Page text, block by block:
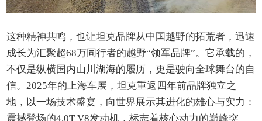
这种精神共鸣，也让坦克品牌从中国越野的拓荒者，迅速
成长为汇聚超68万同行者的越野“领军品牌”。它承载的，
不仅是纵横国内山川湖海的履历，更是驶向全球舞台的自
信。2025年的上海车展，坦克重返四年前品牌独立之
地，以一场技术盛宴，向世界展示其进化的雄心与实力：
震撼登场的4.0T V8发动机，标志着核心动力的巅峰突